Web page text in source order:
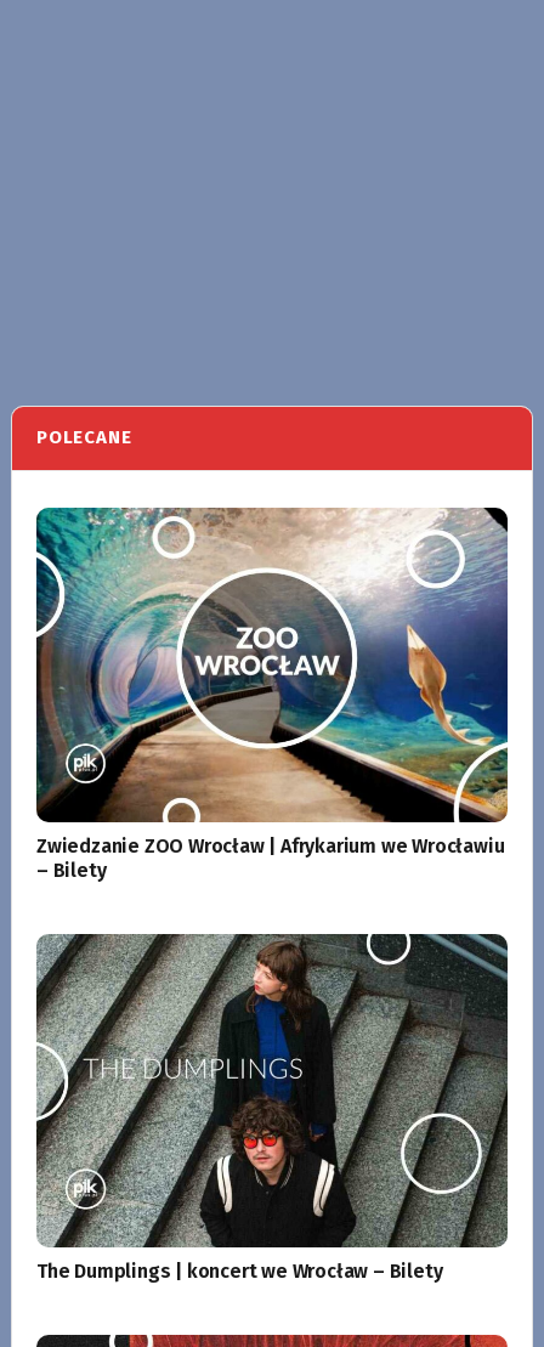
POLECANE
Zwiedzanie ZOO Wrocław | Afrykarium we Wrocławiu
– Bilety
The Dumplings | koncert we Wrocław – Bilety